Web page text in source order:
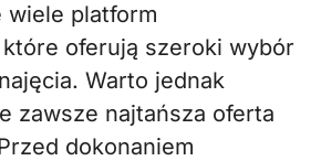
wiele platform
oferują szeroki wybór
Warto jednak
zawsze najtańsza oferta
dokonaniem